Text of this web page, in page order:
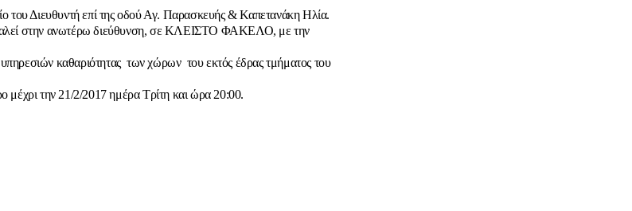
του Διευθυντή επί της οδού Αγ. Παρασκευής & Καπετανάκη Ηλία.
στην ανωτέρω διεύθυνση, σε ΚΛΕΙΣΤΟ ΦΑΚΕΛΟ, με την
καθαριότητας των χώρων του εκτός έδρας τμήματος του
μέχρι την 21/2/2017 ημέρα Τρίτη και ώρα 20:00.